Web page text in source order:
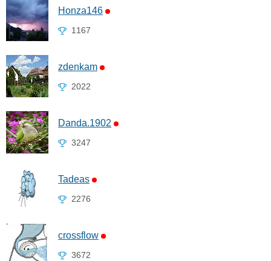
Honza146
1167
zdenkam
2022
Danda.1902
3247
Tadeas
2276
crossflow
3672